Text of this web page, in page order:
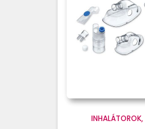
INHALÁTOROK